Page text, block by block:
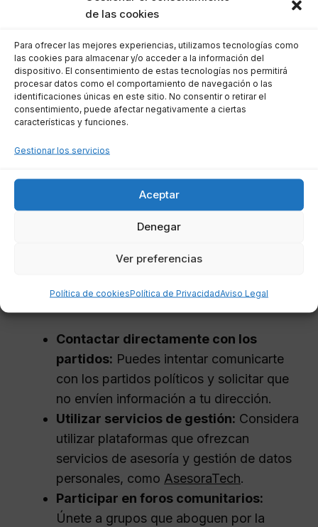
de las cookies
Para ofrecer las mejores experiencias, utilizamos tecnologías como
las cookies para almacenar y/o acceder a la información del
dispositivo. El consentimiento de estas tecnologías nos permitirá
procesar datos como el comportamiento de navegación o las
identificaciones únicas en este sitio. No consentir o retirar el
consentimiento, puede afectar negativamente a ciertas
características y funciones.
Gestionar los servicios
Aceptar
Denegar
Ver preferencias
Política de cookiesPolítica de PrivacidadAviso Legal
gestión se limita a evitar que tu nombre y
material promocional.
Limitaciones del trámite:Sin un
certificado digital o acceso al sistema
Cl@ve, lamentablemente no podrás
realizar este trámite.
tengo acceso al formulario
online?
Si no cuentas con un certificado digital o
que puedes considerar:
Contactar directamente con los
partidos: Puedes intentar comunicarte
con los partidos políticos y solicitar que
no envíen información a tu dirección.
Utilizar servicios de gestión: Considera
utilizar plataformas que ofrezcan
servicios de asesoría y gestión de datos
personales, como AsesoraTech.
Participar en foros comunitarios:
Únete a grupos que aboguen por la